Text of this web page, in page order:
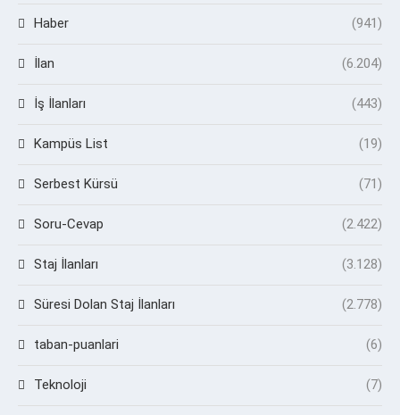
Haber (941)
İlan (6.204)
İş İlanları (443)
Kampüs List (19)
Serbest Kürsü (71)
Soru-Cevap (2.422)
Staj İlanları (3.128)
Süresi Dolan Staj İlanları (2.778)
taban-puanlari (6)
Teknoloji (7)